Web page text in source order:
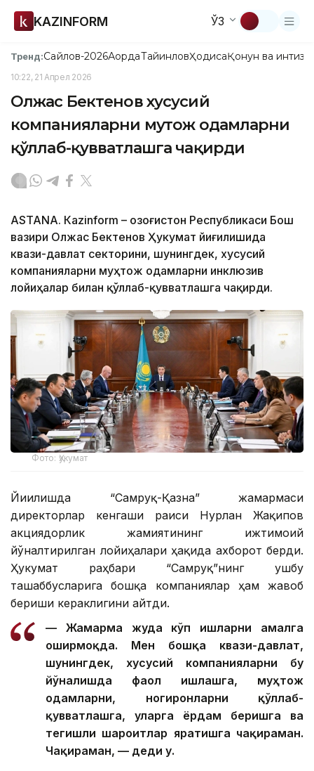
KAZINFORM ЎЗ
Тренд:Сайлов-2026АқордаТайинловҲодисаҚонун ва
10:22, 21 Апрел 2026
Олжас Бектенов хусусий
компанияларни муҳтож одамларни
қўллаб-қувватлашга чақирди
ASTANА. Кazinform – Қозоғистон Республикаси Бош
вазири Олжас Бектенов Ҳукумат йиғилишида
квази-давлат секторини, шунингдек, хусусий
компанияларни муҳтож одамларни инклюзив
лойиҳалар билан қўллаб-қувватлашга чақирди.
Фото: Ҳукумат
Йиғилишда “Самруқ-Қазна” жамғармаси
директорлар кенгаши раиси Нурлан Жақипов
акциядорлик жамиятининг ижтимоий
йўналтирилган лойиҳалари ҳақида ахборот берди.
Ҳукумат раҳбари “Самруқ”нинг ушбу
ташаббусларига бошқа компаниялар ҳам жавоб
бериши кераклигини айтди.
— Жамғарма жуда кўп ишларни амалга
оширмоқда. Мен бошқа квази-давлат,
шунингдек, хусусий компанияларни бу
йўналишда фаол ишлашга, муҳтож
одамларни, ногиронларни қўллаб-
қувватлашга, уларга ёрдам беришга ва
тегишли шароитлар яратишга чақираман.
Чақираман, — деди у.